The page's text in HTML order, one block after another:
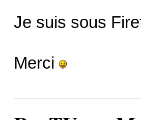
Je suis sous
Merci